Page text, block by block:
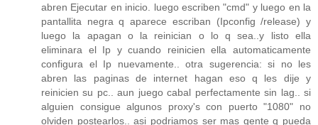
abren Ejecutar en inicio. luego escriben "cmd" y luego en la
pantallita negra q aparece escriban (Ipconfig /release) y
luego la apagan o la reinician o lo q sea..y listo ella
eliminara el Ip y cuando reinicien ella automaticamente
configura el Ip nuevamente.. otra sugerencia: si no les
abren las paginas de internet hagan eso q les dije y
reinicien su pc.. aun juego cabal perfectamente sin lag.. si
alguien consigue algunos proxy's con puerto "1080" no
olviden postearlos.. asi podriamos ser mas gente q pueda